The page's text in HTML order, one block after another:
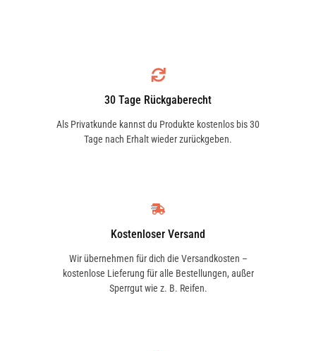
30 Tage Rückgaberecht
Als Privatkunde kannst du Produkte kostenlos bis 30
Tage nach Erhalt wieder zurückgeben.
Kostenloser Versand
Wir übernehmen für dich die Versandkosten –
kostenlose Lieferung für alle Bestellungen, außer
Sperrgut wie z. B. Reifen.